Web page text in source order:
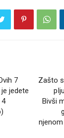
7
jedete
4
Zašto
Bivši